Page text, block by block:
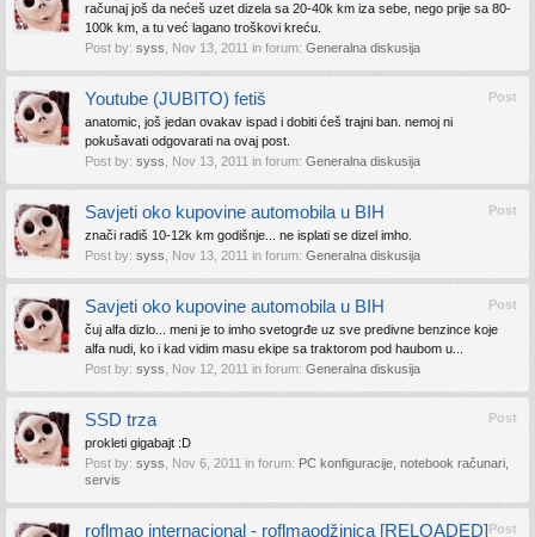
računaj još da nećeš uzet dizela sa 20-40k km iza sebe, nego prije sa 80-
100k km, a tu već lagano troškovi kreću.
Post by: syss Nov 13, 2011 in forum: Generalna diskusija
Post
Youtube (JUBITO) fetiš
anatomic, još jedan ovakav ispad i dobiti ćeš trajni ban. nemoj ni
pokušavati odgovarati na ovaj post.
Post by: syss Nov 13, 2011 in forum: Generalna diskusija
Post
Savjeti oko kupovine automobila u BIH
znači radiš 10-12k km godišnje... ne isplati se dizel imho.
Post by: syss Nov 13, 2011 in forum: Generalna diskusija
Post
Savjeti oko kupovine automobila u BIH
čuj alfa dizlo... meni je to imho svetogrđe uz sve predivne benzince koje
alfa nudi, ko i kad vidim masu ekipe sa traktorom pod haubom u...
Post by: syss Nov 12, 2011 in forum: Generalna diskusija
Post
SSD trza
prokleti gigabajt :D
Post by: syss Nov 6, 2011 in forum: PC konfiguracije, notebook računari,
servis
Post
roflmao internacional - roflmaodžinica [RELOADED]